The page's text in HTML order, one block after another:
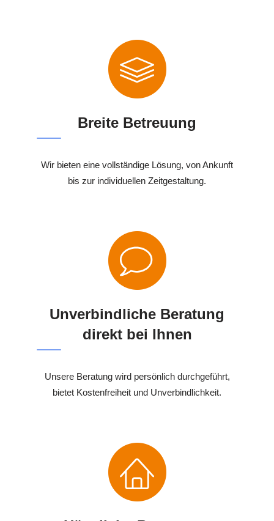
Breite Betreuung
Wir bieten eine vollständige Lösung, von Ankunft
bis zur individuellen Zeitgestaltung.
Unverbindliche Beratung
direkt bei Ihnen
Unsere Beratung wird persönlich durchgeführt,
bietet Kostenfreiheit und Unverbindlichkeit.